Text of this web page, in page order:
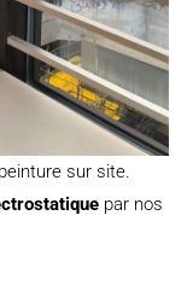
sur site.
par nos